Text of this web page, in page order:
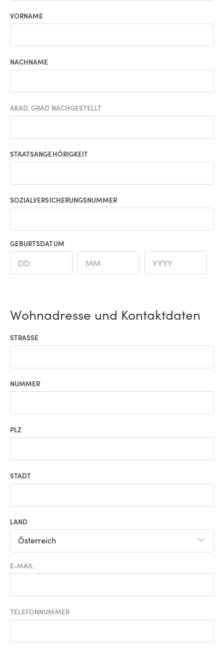
VORNAME
NACHNAME
AKAD. GRAD NACHGESTELLT
STAATSANGEHÖRIGKEIT
SOZIALVERSICHERUNGSNUMMER
GEBURTSDATUM
Wohnadresse und Kontaktdaten
STRASSE
NUMMER
PLZ
STADT
LAND
Österreich
E-MAIL
TELEFONNUMMER